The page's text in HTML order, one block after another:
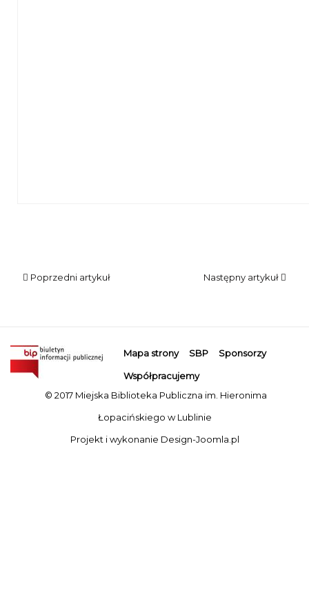
Poprzedni artykuł Następny artykuł
Mapa strony SBP Sponsorzy
Współpracujemy
© 2017 Miejska Biblioteka Publiczna im. Hieronima
Łopacińskiego w Lublinie
Projekt i wykonanie Design-Joomla.pl